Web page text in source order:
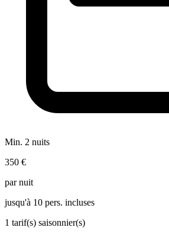
Min. 2 nuits
350 €
par nuit
jusqu'à 10 pers. incluses
1 tarif(s) saisonnier(s)